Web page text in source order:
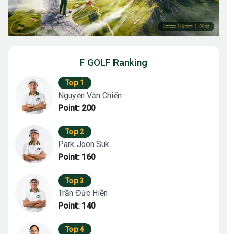
F GOLF Ranking
Top 1
Nguyễn Văn Chiến
Point: 200
Top 2
Park Joon Suk
Point: 160
Top 3
Trần Đức Hiền
Point: 140
Top 4